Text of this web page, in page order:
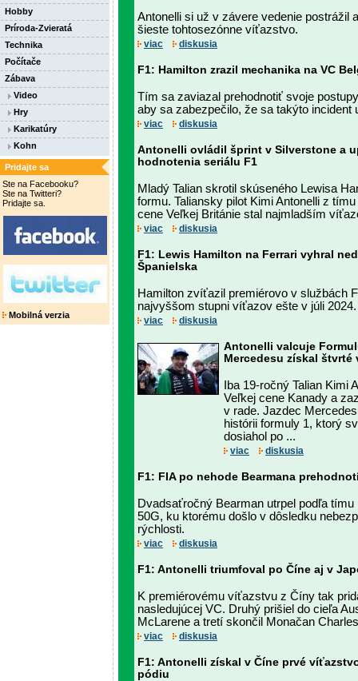
Hobby
Príroda-Zvieratá
Technika
Počítače
Zábava
Video
Hry
Karikatúry
Kohn
Pridajte sa
Ste na Facebooku?
Ste na Twitteri?
Pridajte sa.
Mobilná verzia
Antonelli si už v závere vedenie postrážil
šieste tohtosezónne víťazstvo.
viac diskusia
F1: Hamilton zrazil mechanika na VC
Tím sa zaviazal prehodnotiť svoje
aby sa zabezpečilo, že sa takýto incident
viac diskusia
Antonelli ovládil šprint v Silverstone a
hodnotenia seriálu F1
Mladý Talian skrotil skúseného Lewisa
formu. Taliansky pilot Kimi Antonelli z
cene Veľkej Británie stal najmladším
viac diskusia
F1: Lewis Hamilton na Ferrari vyhral
Španielska
Hamilton zvíťazil premiérovo v službách
najvyššom stupni víťazov ešte v júli 2024.
viac diskusia
Antonelli valcuje
Mercedesu získal
Iba 19-ročný Talian Kimi
Veľkej cene Kanady a
v rade. Jazdec
histórii formuly 1, ktorý
dosiahol po ...
viac diskusia
F1: FIA po nehode Bearmana
Dvadsaťročný Bearman utrpel podľa
50G, ku ktorému došlo v dôsledku
rýchlosti.
viac diskusia
F1: Antonelli triumfoval po Číne aj v
K premiérovému víťazstvu z Číny tak
nasledujúcej VC. Druhý prišiel do cieľa
McLarene a tretí skončil Monačan
viac diskusia
F1: Antonelli získal v Číne prvé
pódiu